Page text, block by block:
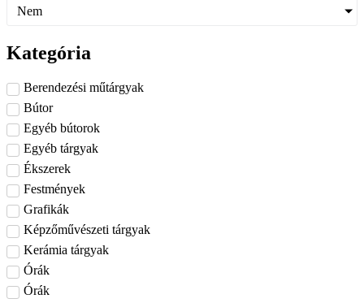
Nem
Kategória
Berendezési műtárgyak
Bútor
Egyéb bútorok
Egyéb tárgyak
Ékszerek
Festmények
Grafikák
Képzőművészeti tárgyak
Kerámia tárgyak
Órák
Órák